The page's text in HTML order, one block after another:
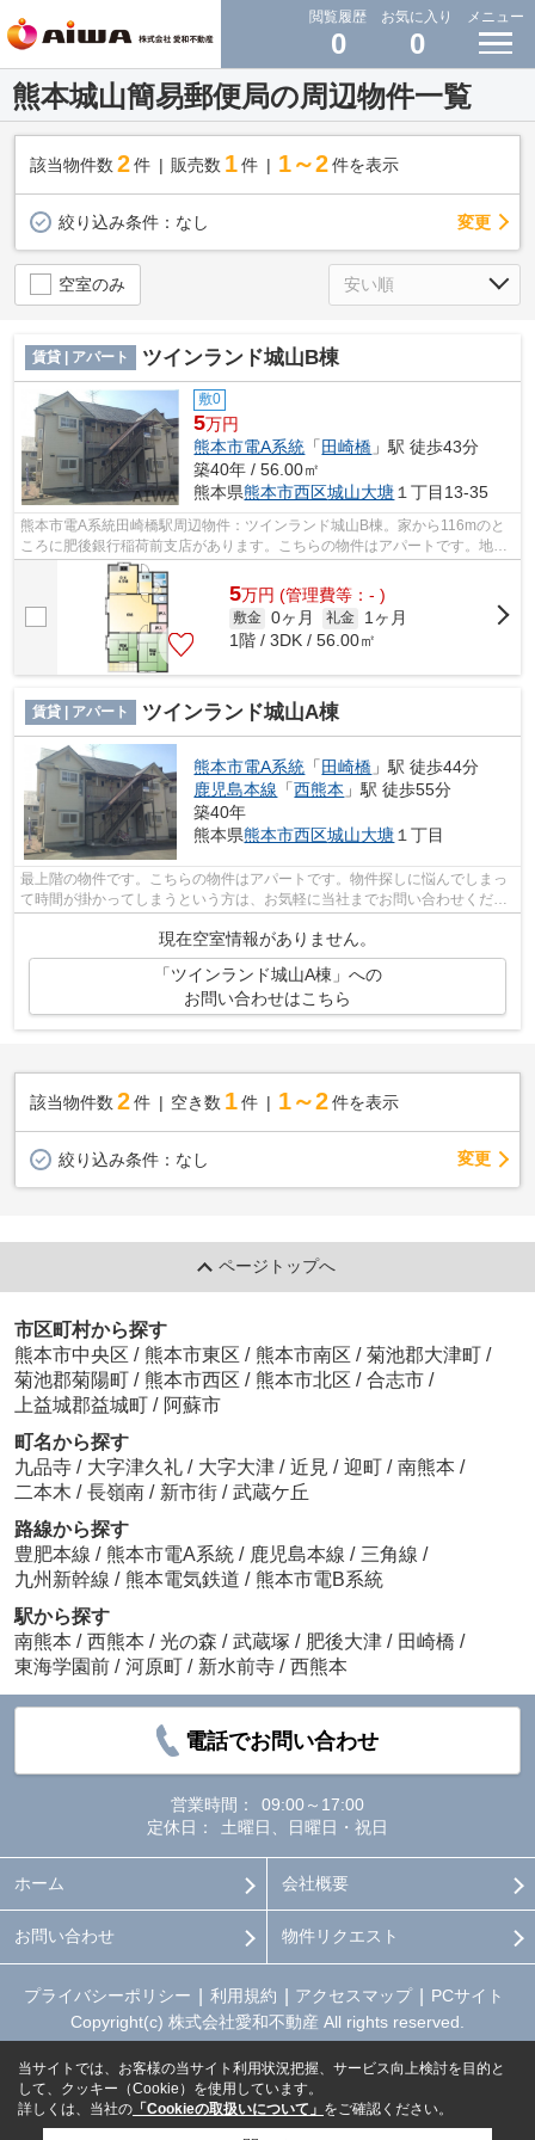
閲覧履歴
0
お気に入り
0
メニュー
熊本城山簡易郵便局の周辺物件一覧
該当物件数 2件 販売数 1 件 1～2 件を表示
絞り込み条件： なし 変更
空室のみ
賃貸 | アパート ツインランド城山B棟
敷0
5万円
熊本市電A系統 「 田崎橋 」駅 徒歩43分
築40年 / 56.00㎡
熊本県熊本市西区城山大塘１丁目13-35
熊本市電A系統田崎橋駅周辺物件：ツインランド城山B棟。家から116mのと
ころに肥後銀行稲荷前支店があります。こちらの物件はアパートです。地域
の物件情報を数多く集めました。お客様...
5万円 (管理費等：- )
敷金 0ヶ月 礼金
1ヶ月
1階 / 3DK / 56.00㎡
賃貸 | アパート ツインランド城山A棟
熊本市電A系統 「 田崎橋 」駅 徒歩44分
鹿児島本線 「西熊本 」駅 徒歩55分
築40年
熊本県熊本市西区城山大塘１丁目
最上階の物件です。こちらの物件はアパートです。物件探しに悩んでしまっ
て時間が掛かってしまうという方は、お気軽に当社までお問い合わせくださ
現在空室情報がありません。
「ツインランド城山A棟」への
お問い合わせはこちら
該当物件数 2件 空き数 1 件 1～2 件を表示
絞り込み条件： なし 変更
ページトップへ
市区町村から探す
熊本市中央区 / 熊本市東区 / 熊本市南区 / 菊池郡大津町 /
菊池郡菊陽町 / 熊本市西区 / 熊本市北区 / 合志市 /
上益城郡益城町 / 阿蘇市
町名から探す
九品寺 / 大字津久礼 / 大字大津 / 近見 / 迎町 / 南熊本 /
二本木 / 長嶺南 / 新市街 / 武蔵ケ丘
路線から探す
豊肥本線 / 熊本市電A系統 / 鹿児島本線 / 三角線 /
九州新幹線 / 熊本電気鉄道 / 熊本市電B系統
駅から探す
南熊本 / 西熊本 / 光の森 / 武蔵塚 / 肥後大津 / 田崎橋 /
東海学園前 / 河原町 / 新水前寺 / 西熊本
電話でお問い合わせ
営業時間：
09:00～17:00
定休日：
土曜日、日曜日・祝日
ホーム 会社概要
お問い合わせ 物件リクエスト
プライバシーポリシー 利用規約 アクセスマップ
PCサイト
Copyright(c) 株式会社愛和不動産 All rights reserved.
当サイトでは、お客様の当サイト利用状況把握、サービス向上検討を目的と
して、クッキー（Cookie）を使用しています。
詳しくは、当社の 「Cookieの取扱いについて」 をご確認ください。